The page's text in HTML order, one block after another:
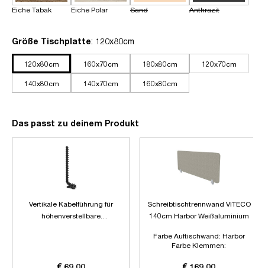
Eiche Tabak Eiche Polar Sand Anthrazit
Größe Tischplatteauswählen
: 120x80cm
120x80cm 160x70cm 180x80cm 120x70cm
140x80cm 140x70cm 160x80cm
Das passt zu deinem Produkt
Vertikale Kabelführung für
höhenverstellbare
Schreibtischtrennwand VITECO
140cm Harbor Weißaluminium
Farbe Auftischwand: Harbor
Farbe Klemmen:
Länge:1400mm